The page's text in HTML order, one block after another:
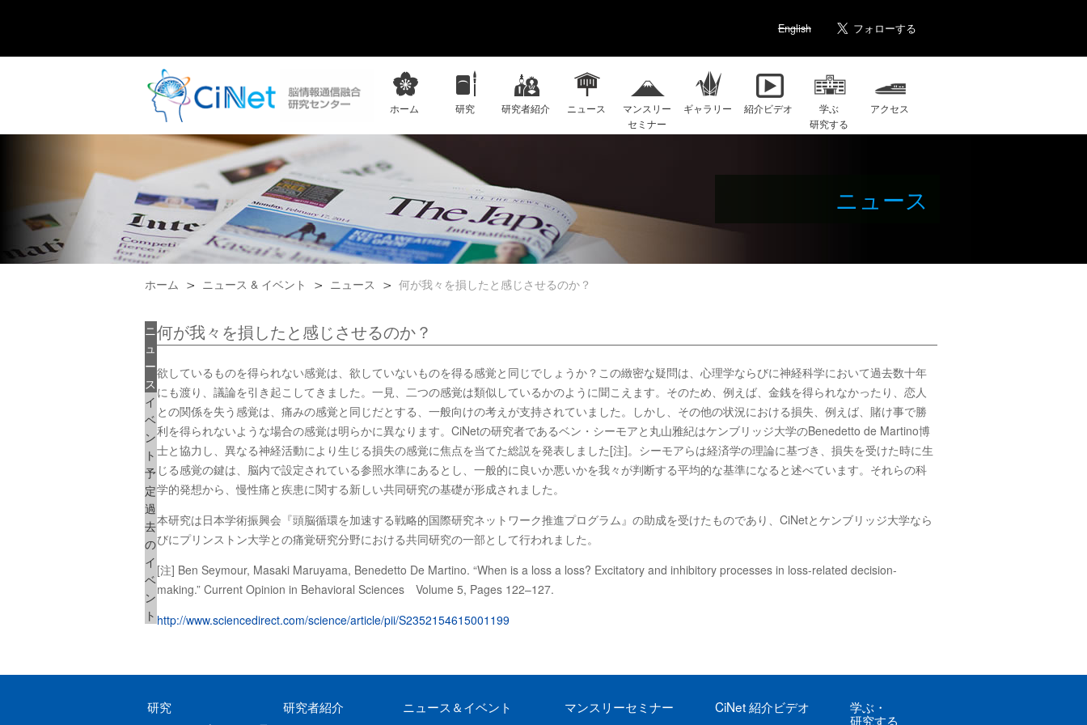
English
ホーム 研究 研究者紹介 ニュース
マンスリー
セミナー
ギャラリー 紹介ビデオ
学ぶ
研究する
アクセス
ニュース
ホーム ニュース & イベント ニュース 何が我々を損したと感じさせるのか？
ニ
ュ
ー
ス
イ
ベ
ン
ト
予
定
過
去
の
イ
ベ
ン
ト
何が我々を損したと感じさせるのか？
欲しているものを得られない感覚は、欲していないものを得る感覚と同じでしょうか？この緻密な疑問は、心理学ならびに神経科学において過去数十年
にも渡り、議論を引き起こしてきました。一見、二つの感覚は類似しているかのように聞こえます。そのため、例えば、金銭を得られなかったり、恋人
との関係を失う感覚は、痛みの感覚と同じだとする、一般向けの考えが支持されていました。しかし、その他の状況における損失、例えば、賭け事で勝
利を得られないような場合の感覚は明らかに異なります。CiNetの研究者であるベン・シーモアと丸山雅紀はケンブリッジ大学のBenedetto de Martino博
士と協力し、異なる神経活動により生じる損失の感覚に焦点を当てた総説を発表しました[注]。シーモアらは経済学の理論に基づき、損失を受けた時に生
じる感覚の鍵は、脳内で設定されている参照水準にあるとし、一般的に良いか悪いかを我々が判断する平均的な基準になると述べています。それらの科
学的発想から、慢性痛と疾患に関する新しい共同研究の基礎が形成されました。
本研究は日本学術振興会『頭脳循環を加速する戦略的国際研究ネットワーク推進プログラム』の助成を受けたものであり、CiNetとケンブリッジ大学なら
びにプリンストン大学との痛覚研究分野における共同研究の一部として行われました。
[注] Ben Seymour, Masaki Maruyama, Benedetto De Martino. “When is a loss a loss? Excitatory and inhibitory processes in loss-related decision-
making.” Current Opinion in Behavioral Sciences Volume 5, Pages 122–127.
http://www.sciencedirect.com/science/article/pii/S2352154615001199
研究 研究者紹介 ニュース ＆イベント マンスリーセミナー CiNet紹介ビデオ 学ぶ ・
研究する